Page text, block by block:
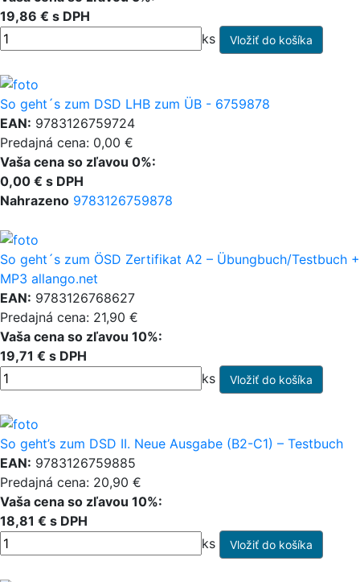
19,86 € s DPH
ks
So geht´s zum DSD LHB zum ÜB - 6759878
EAN: 9783126759724
Predajná cena: 0,00 €
Vaša cena so zľavou 0%:
0,00 € s DPH
Nahrazeno 9783126759878
So geht´s zum ÖSD Zertifikat A2 – Übungbuch/Testbuch +
MP3 allango.net
EAN: 9783126768627
Predajná cena: 21,90 €
Vaša cena so zľavou 10%:
19,71 € s DPH
ks
So geht’s zum DSD II. Neue Ausgabe (B2-C1) – Testbuch
EAN: 9783126759885
Predajná cena: 20,90 €
Vaša cena so zľavou 10%:
18,81 € s DPH
ks